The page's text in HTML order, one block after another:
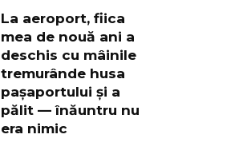
La aeroport, fiica
mea de nouă ani a
deschis cu mâinile
tremurânde husa
pașaportului și a
pălit — înăuntru nu
era nimic